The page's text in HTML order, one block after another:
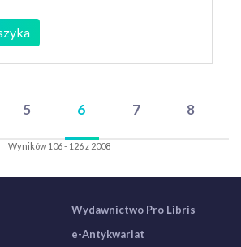
5 6 7 8
Wyników 106 - 126 z 2008
Wydawnictwo Pro Libris
e-Antykwariat